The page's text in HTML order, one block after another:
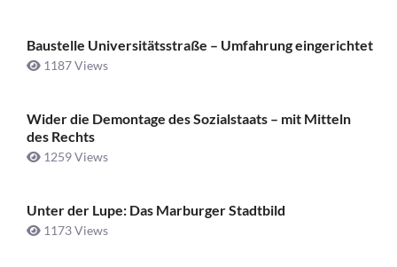
Baustelle Universitätsstraße ­– Umfahrung eingerichtet
1187 Views
Wider die Demontage des Sozialstaats – mit Mitteln
des Rechts
1259 Views
Unter der Lupe: Das Marburger Stadtbild
1173 Views